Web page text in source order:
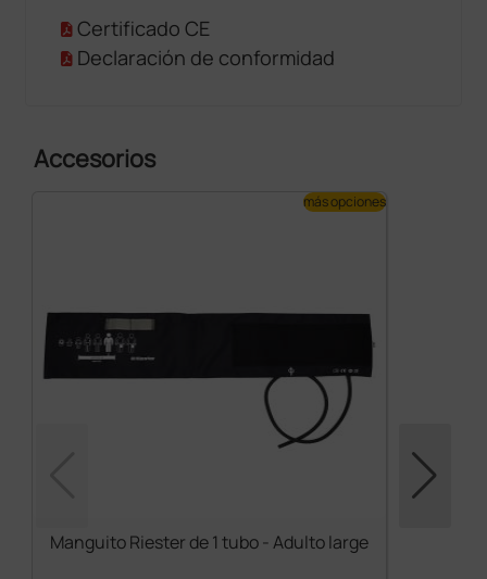
Certificado CE
Declaración de conformidad
Accesorios
Manguito Riester de 1 tubo - Adulto large
más opciones